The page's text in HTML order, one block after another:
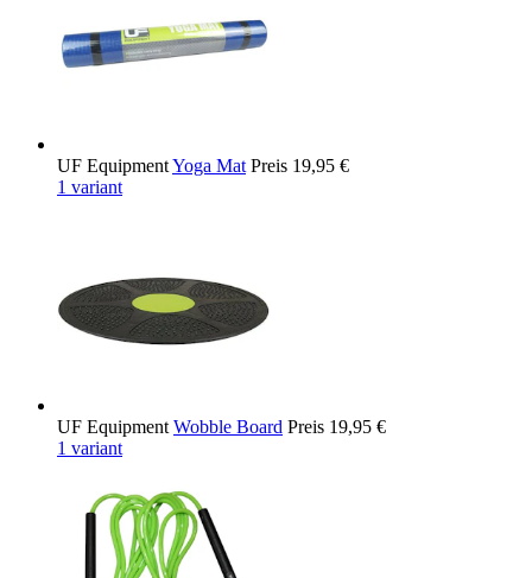
UF EquipmentYoga Mat Preis 19,95 €
1 variant
UF Equipment Wobble Board Preis 19,95 €
1 variant